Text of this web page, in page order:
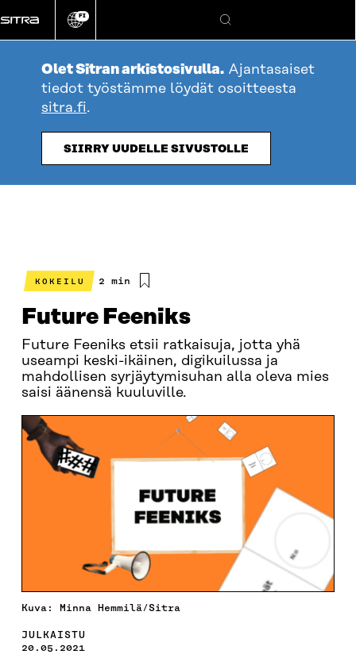
suoraan
sisältöön
Vaihda
kieli
FI
Hae
Olet Sitran arkistosivulla. Ajantasaiset
tiedot työstämme löydät osoitteesta
sitra.fi.
SIIRRY UUDELLE SIVUSTOLLE
KOKEILU
Arvioitu
2 min
Future Feeniks
Future Feeniks etsii ratkaisuja, jotta yhä
useampi keski-ikäinen, digikuilussa ja
mahdollisen syrjäytymisuhan alla oleva mies
saisi äänensä kuuluville.
Kuva: Minna Hemmilä/Sitra
JULKAISTU
20.05.2021